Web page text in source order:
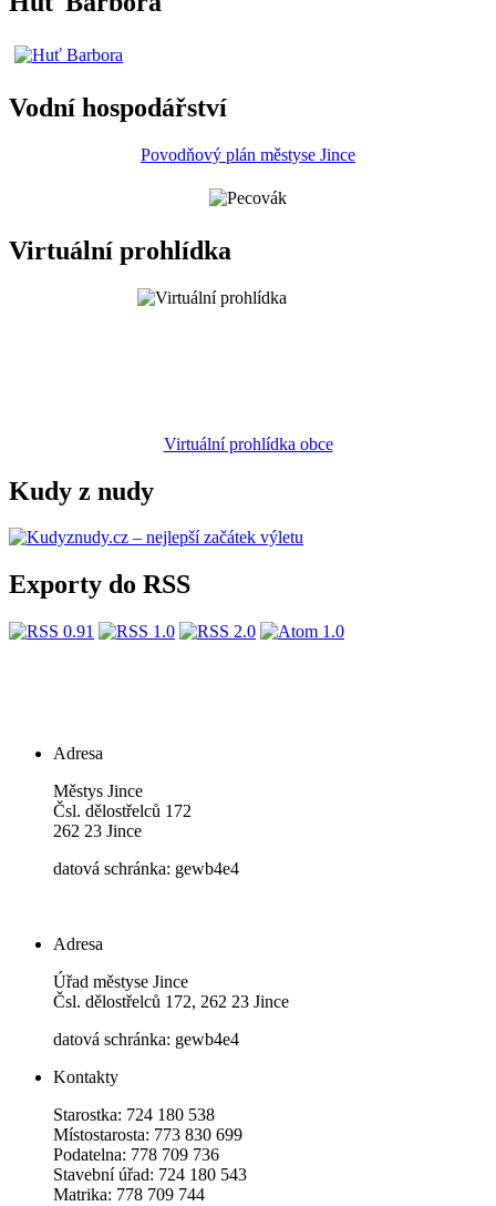
Vodní hospodářství
Povodňový plán městyse Jince
Virtuální prohlídka
Virtuální prohlídka obce
Kudy z nudy
Exporty do RSS
Adresa
Městys Jince
Čsl. dělostřelců 172
262 23 Jince
datová schránka: gewb4e4
Adresa
Úřad městyse Jince
Čsl. dělostřelců 172, 262 23 Jince
datová schránka: gewb4e4
Kontakty
Starostka: 724 180 538
Místostarosta: 773 830 699
Podatelna: 778 709 736
Stavební úřad: 724 180 543
Matrika: 778 709 744